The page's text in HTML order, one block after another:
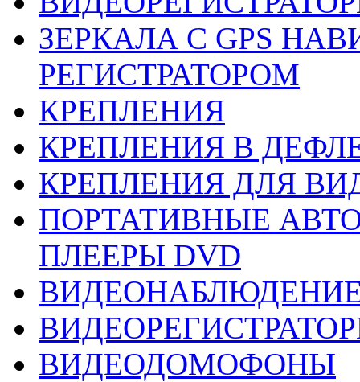
ЗЕРКАЛА С GPS
РЕГИСТРАТОРОМ
КРЕПЛЕНИЯ
КРЕПЛЕНИЯ В
КРЕПЛЕНИЯ ДЛЯ
ПОРТАТИВНЫЕ
ПЛЕEРЫ DVD
ВИДЕОДОМОФОНЫ